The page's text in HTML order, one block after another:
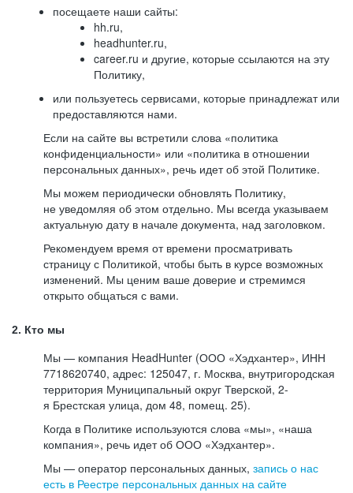
посещаете наши сайты:
hh.ru,
headhunter.ru,
career.ru и другие, которые ссылаются на эту
Политику,
или пользуетесь сервисами, которые принадлежат или
предоставляются нами.
Если на сайте вы встретили слова «политика
конфиденциальности» или «политика в отношении
персональных данных», речь идет об этой Политике.
Мы можем периодически обновлять Политику,
не уведомляя об этом отдельно. Мы всегда указываем
актуальную дату в начале документа, над заголовком.
Рекомендуем время от времени просматривать
страницу с Политикой, чтобы быть в курсе возможных
изменений. Мы ценим ваше доверие и стремимся
открыто общаться с вами.
2. Кто мы
Мы — компания HeadHunter (ООО «Хэдхантер», ИНН
7718620740, адрес: 125047, г. Москва, внутригородская
территория Муниципальный округ Тверской, 2-
я Брестская улица, дом 48, помещ. 25).
Когда в Политике используются слова «мы», «наша
компания», речь идет об ООО «Хэдхантер».
Мы — оператор персональных данных, запись о нас
есть в Реестре персональных данных на сайте